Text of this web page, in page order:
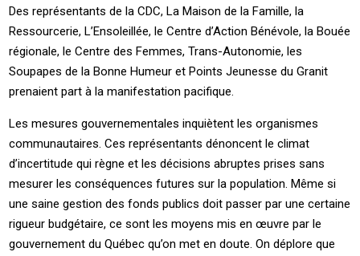
Des représentants de la CDC, La Maison de la Famille, la
Ressourcerie, L’Ensoleillée, le Centre d’Action Bénévole, la Bouée
régionale, le Centre des Femmes, Trans-Autonomie, les
Soupapes de la Bonne Humeur et Points Jeunesse du Granit
prenaient part à la manifestation pacifique.
Les mesures gouvernementales inquiètent les organismes
communautaires. Ces représentants dénoncent le climat
d’incertitude qui règne et les décisions abruptes prises sans
mesurer les conséquences futures sur la population. Même si
une saine gestion des fonds publics doit passer par une certaine
rigueur budgétaire, ce sont les moyens mis en œuvre par le
gouvernement du Québec qu’on met en doute. On déplore que